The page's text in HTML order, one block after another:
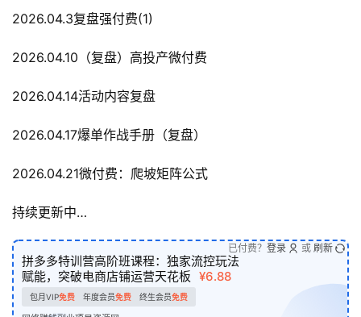
2026.04.3复盘强付费(1)
2026.04.10（复盘）高投产微付费
2026.04.14活动内容复盘
2026.04.17爆单作战手册（复盘）
2026.04.21微付费：爬坡矩阵公式
持续更新中…
拼多多特训营高阶班课程：独家流控玩法
赋能，突破电商店铺运营天花板 ¥6.88
包月VIP免费 年度会员免费 终生会员免费
已付费？ 登录 或 刷新